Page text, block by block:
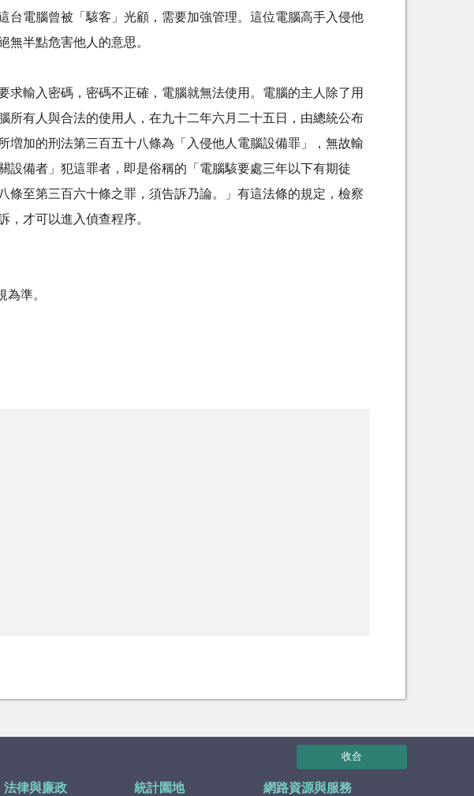
台電腦曾被「駭客」光顧，需要加強管理。這位電腦高手入侵他
無半點危害他人的意思。
輸入密碼，密碼不正確，電腦就無法使用。電腦的主人除了用
所有人與合法的使用人，在九十二年六月二十五日，由總統公布
加的刑法第三百五十八條為「入侵他人電腦設備罪」，無故輸
設備者」犯這罪者，即是俗稱的「電腦駭要處三年以下有期徒
至第三百六十條之罪，須告訴乃論。」有這法條的規定，檢察
，才可以進入偵查程序。
準。
收合
法律與廉政 統計園地 網路資源與服務